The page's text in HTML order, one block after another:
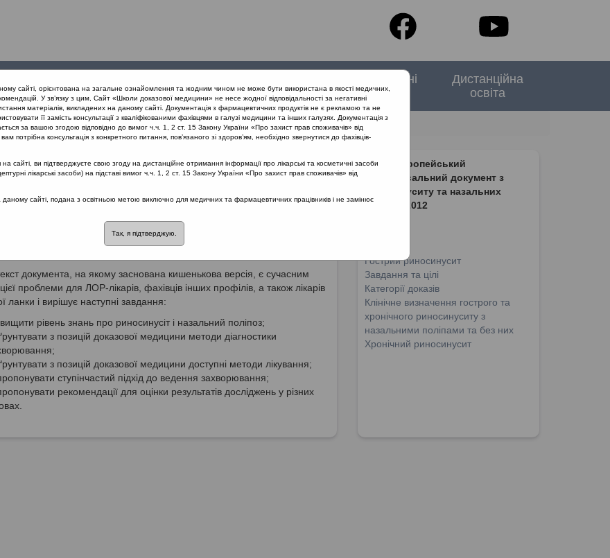
заходи
проекту
Спеціальні
випуски
Дистанційна
освіта
EPOS Європейський
погоджувальний документ з
риносинуситу та назальних
поліпів, 2012
Гострий риносинусит
Завдання та цілі
Категорії доказів
Клінічне визначення гострого та
хронічного риносинуситу з
назальними поліпами та без них
Хронічний риносинусит
та цілі
до суттєвого фінансового навантаження на суспільство. Справжня
версія керівництва містить засновані на доказах рекомендації щодо
документа, на якому заснована кишенькова версія, є сучасним
проблеми для ЛОР-лікарів, фахівців інших профілів, а також лікарів
ланки і вирішує наступні завдання:
рівень знань про риносинусіт і назальний поліпоз;
з позицій доказової медицини методи діагностики
з позицій доказової медицини доступні методи лікування;
ступінчастий підхід до ведення захворювання;
рекомендації для оцінки результатів досліджень у різних
сайті, орієнтована на загальне ознайомлення та жодним чином не може бути використана в якості медичних,
У зв’язку з цим, Сайт «Школи доказової медицини» не несе жодної відповідальності за негативні
матеріалів, викладених на даному сайті. Документація з фармацевтичних продуктів не є рекламою та не
її замість консультації з кваліфікованими фахівцями в галузі медицини та інших галузях. Документація з
за вашою згодою відповідно до вимог ч.ч. 1, 2 ст. 15 Закону України «Про захист прав споживачів» від
консультація з конкретного питання, пов’язаного зі здоров’ям, необхідно звернутися до фахівців-
сайті, ви підтверджуєте свою згоду на дистанційне отримання інформації про лікарські та косметичні засоби
лікарські засоби) на підставі вимог ч.ч. 1, 2 ст. 15 Закону України «Про захист прав споживачів» від
даному сайті, подана з освітньою метою виключно для медичних та фармацевтичних працівників і не замінює
Так, я підтверджую.